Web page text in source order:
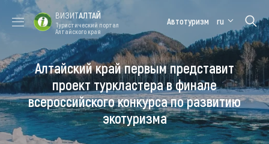
Форум VISIT
ALTAI
Цветение
маральника
Медицинский
форум
Алтайская
зимовка
Туры
Где побывать
ВИЗИТАЛТАЙ
Туристический портал
Алтайского края
Автотуризм ru
Алтайский край первым представит
проект туркластера в финале
всероссийского конкурса по развитию
экотуризма